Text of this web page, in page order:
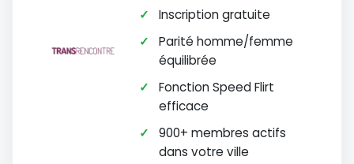
✓
Inscription gratuite
✓
Parité homme/femme
équilibrée
✓
Fonction Speed Flirt
efficace
✓
900+ membres actifs
dans votre ville